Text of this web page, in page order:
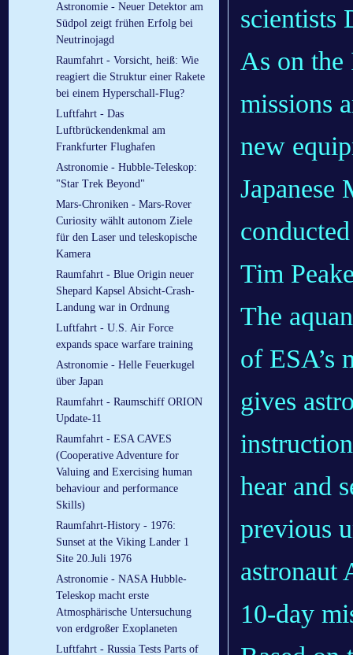
Astronomie - Neuer Detektor am
Südpol zeigt frühen Erfolg bei
Neutrinojagd
Raumfahrt - Vorsicht, heiß: Wie
reagiert die Struktur einer Rakete
bei einem Hyperschall-Flug?
Luftfahrt - Das
Luftbrückendenkmal am
Frankfurter Flughafen
Astronomie - Hubble-Teleskop:
"Star Trek Beyond"
Mars-Chroniken - Mars-Rover
Curiosity wählt autonom Ziele
für den Laser und teleskopische
Kamera
Raumfahrt - Blue Origin neuer
Shepard Kapsel Absicht-Crash-
Landung war in Ordnung
Luftfahrt - U.S. Air Force
expands space warfare training
Astronomie - Helle Feuerkugel
über Japan
Raumfahrt - Raumschiff ORION
Update-11
Raumfahrt - ESA CAVES
(Cooperative Adventure for
Valuing and Exercising human
behaviour and performance
Skills)
Raumfahrt-History - 1976:
Sunset at the Viking Lander 1
Site 20.Juli 1976
Astronomie - NASA Hubble-
Teleskop macht erste
Atmosphärische Untersuchung
von erdgroßer Exoplaneten
Luftfahrt - Russia Tests Parts of
scientists
As on the
missions
new
Japanese
Tim
The
of ESA’s
gives
hear and
previous
astronaut
10-day